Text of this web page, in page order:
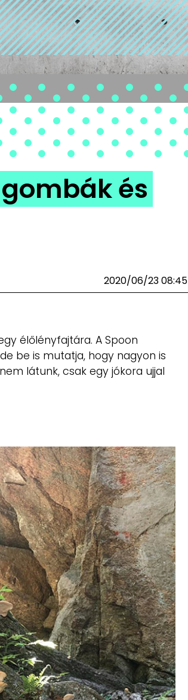
és
2020/06/23 08:45
élőlényfajtára. A Spoon
be is mutatja, hogy nagyon is
látunk, csak egy jókora ujjal